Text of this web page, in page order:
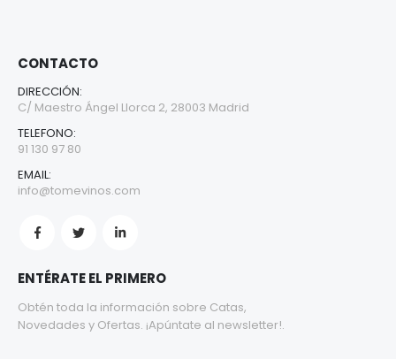
CONTACTO
DIRECCIÓN:
C/ Maestro Ángel Llorca 2, 28003 Madrid
TELEFONO:
91 130 97 80
EMAIL:
info@tomevinos.com
ENTÉRATE EL PRIMERO
Obtén toda la información sobre Catas,
Novedades y Ofertas. ¡Apúntate al newsletter!.